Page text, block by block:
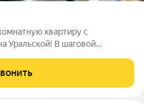
квартиру с
Уральской! В шаговой
красавица Кама! Окна все
подъезд,